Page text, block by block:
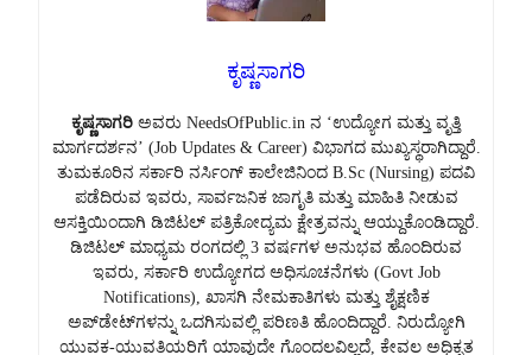
ಕೃಷ್ಣಸಾಗರಿ
ಕೃಷ್ಣಸಾಗರಿ ಅವರು NeedsOfPublic.in ನ ‘ಉದ್ಯೋಗ ಮತ್ತು ವೃತ್ತಿ
ಮಾರ್ಗದರ್ಶನ’ (Job Updates & Career) ವಿಭಾಗದ ಮುಖ್ಯಸ್ಥರಾಗಿದ್ದಾರೆ.
ತುಮಕೂರಿನ ಸರ್ಕಾರಿ ನರ್ಸಿಂಗ್ ಕಾಲೇಜಿನಿಂದ B.Sc (Nursing) ಪದವಿ
ಪಡೆದಿರುವ ಇವರು, ಸಾರ್ವಜನಿಕ ಜಾಗೃತಿ ಮತ್ತು ಮಾಹಿತಿ ನೀಡುವ
ಆಸಕ್ತಿಯಿಂದಾಗಿ ಡಿಜಿಟಲ್ ಪತ್ರಿಕೋದ್ಯಮ ಕ್ಷೇತ್ರವನ್ನು ಆಯ್ದುಕೊಂಡಿದ್ದಾರೆ.
ಡಿಜಿಟಲ್ ಮಾಧ್ಯಮ ರಂಗದಲ್ಲಿ 3 ವರ್ಷಗಳ ಅನುಭವ ಹೊಂದಿರುವ
ಇವರು, ಸರ್ಕಾರಿ ಉದ್ಯೋಗದ ಅಧಿಸೂಚನೆಗಳು (Govt Job
Notifications), ಖಾಸಗಿ ನೇಮಕಾತಿಗಳು ಮತ್ತು ಶೈಕ್ಷಣಿಕ
ಅಪ್‌ಡೇಟ್‌ಗಳನ್ನು ಒದಗಿಸುವಲ್ಲಿ ಪರಿಣತಿ ಹೊಂದಿದ್ದಾರೆ. ನಿರುದ್ಯೋಗಿ
ಯುವಕ-ಯುವತಿಯರಿಗೆ ಯಾವುದೇ ಗೊಂದಲವಿಲ್ಲದೆ, ಕೇವಲ ಅಧಿಕೃತ